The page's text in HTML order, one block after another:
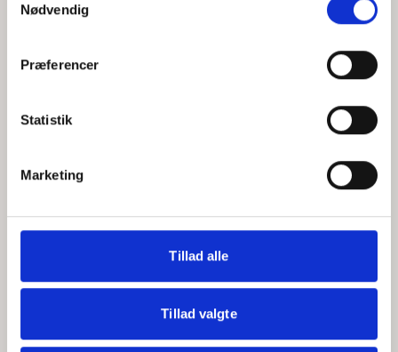
Nødvendig
Præferencer
Statistik
Marketing
Tillad alle
Tillad valgte
Hvem er CEPOS
Medarbejdere
ABCepos
Podcast